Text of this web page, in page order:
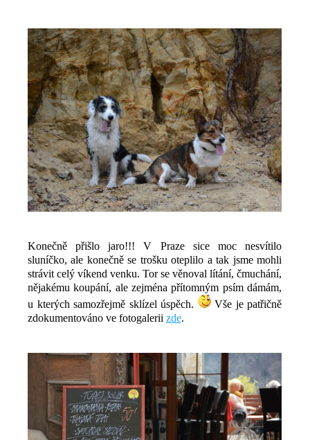
Konečně přišlo jaro!!! V Praze sice moc nesvítilo
sluníčko, ale konečně se trošku oteplilo a tak jsme mohli
strávit celý víkend venku. Tor se věnoval lítání, čmuchání,
nějakému koupání, ale zejména přítomným psím dámám,
u kterých samozřejmě sklízel úspěch.
Vše je patřičně
zdokumentováno ve fotogalerii zde.